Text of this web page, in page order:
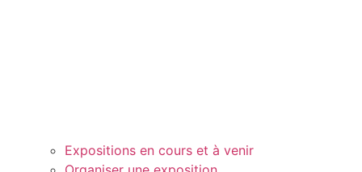
Expositions en cours et à venir